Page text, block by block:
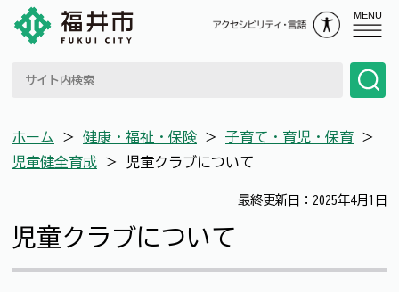
MENU
ホーム ＞ 健康・福祉・保険 ＞ 子育て・育児・保育 ＞
児童健全育成 ＞ 児童クラブについて
最終更新日：2025年4月1日
児童クラブについて